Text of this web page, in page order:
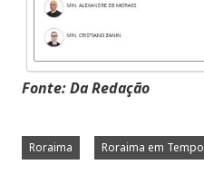
Fonte: Da Redação
Roraima Roraima em Tempo